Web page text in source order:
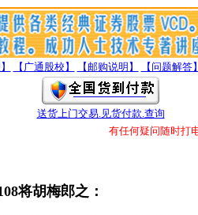
【广通股校】 【邮购说明】 【问题解答
送货上门交易.见货付款.查询
有任何疑问随时打
将胡梅郎之：